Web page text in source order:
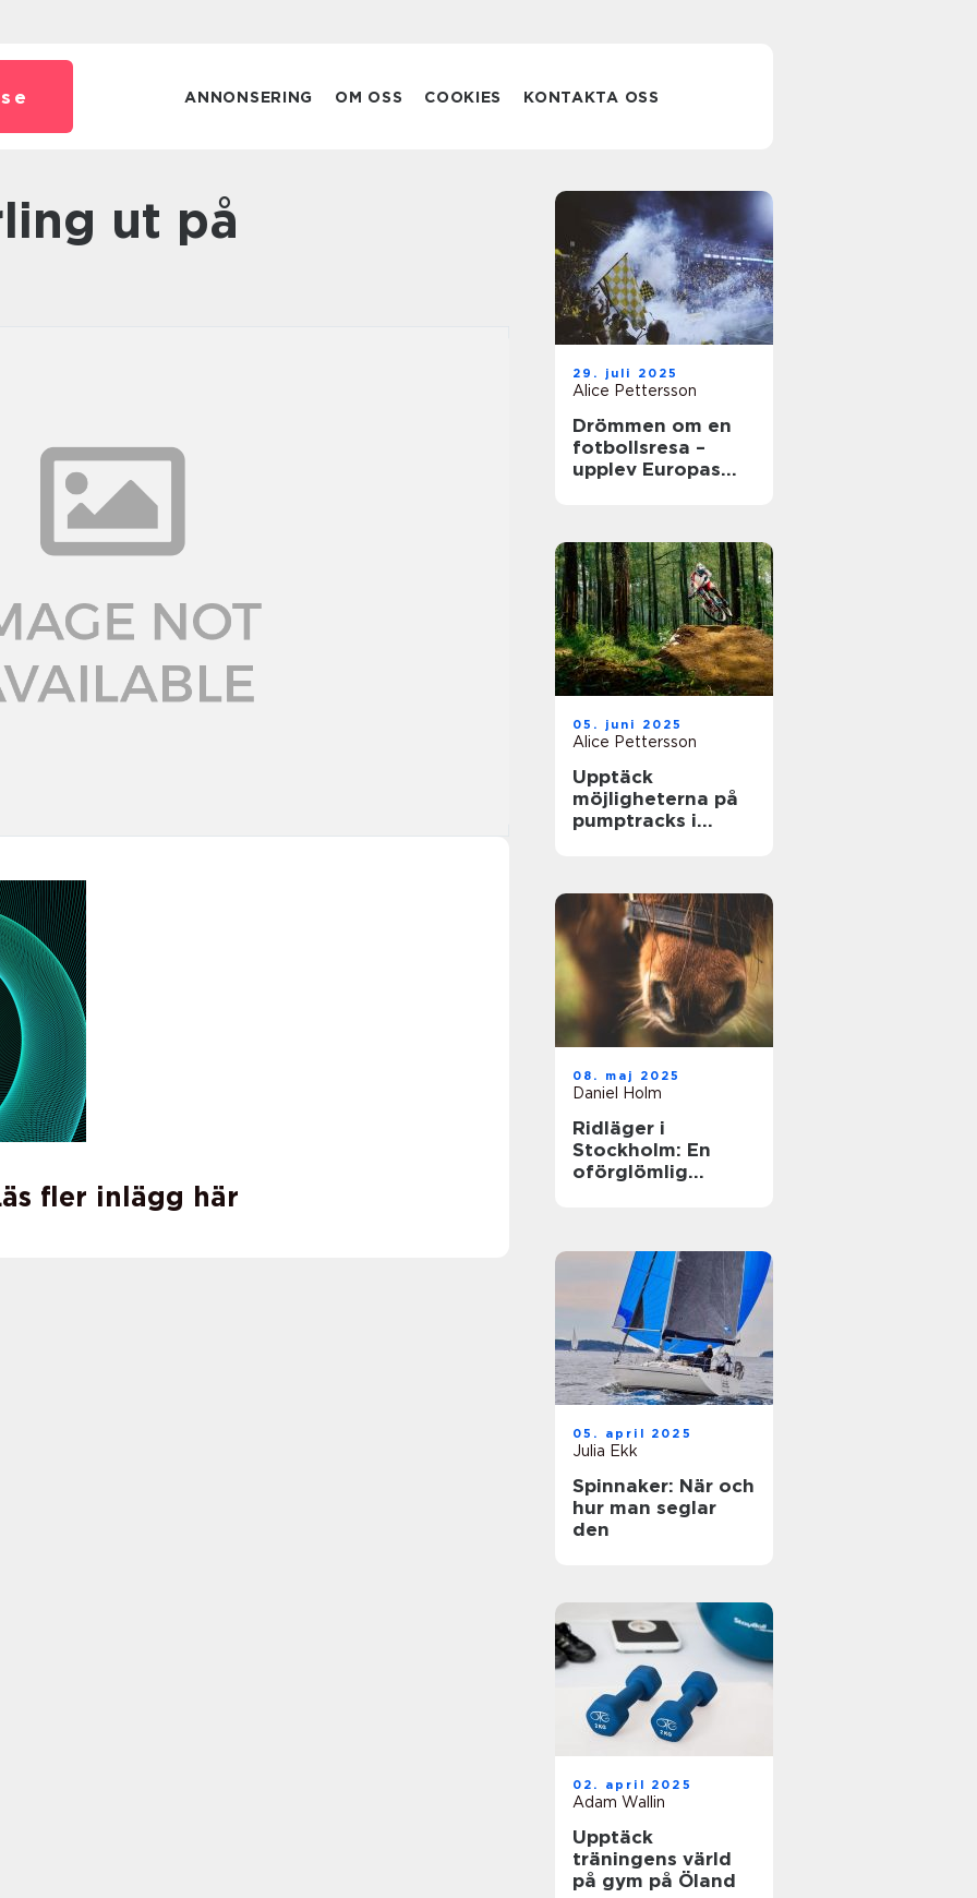
se ANNONSERING OM OSS COOKIES KONTAKTA OSS
ut på
fler inlägg här
29. juli 2025
Alice Pettersson
Drömmen om en
fotbollsresa –
upplev Europas
05. juni 2025
Alice Pettersson
Upptäck
möjligheterna på
pumptracks i
08. maj 2025
Daniel Holm
Ridläger i
Stockholm: En
oförglömlig
05. april 2025
Julia Ekk
Spinnaker: När och
hur man seglar
den
02. april 2025
Adam Wallin
Upptäck
träningens värld
på gym på Öland